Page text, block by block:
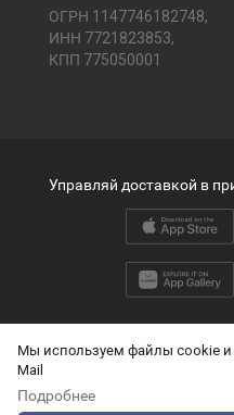
Мы используем файлы cookie и
Mail
Подробнее
ОГРН 1147746182748,
ИНН 7721823853,
КПП 775050001
2026 © ООО «ПЭК»
О защите персональных
Управляй доставкой в